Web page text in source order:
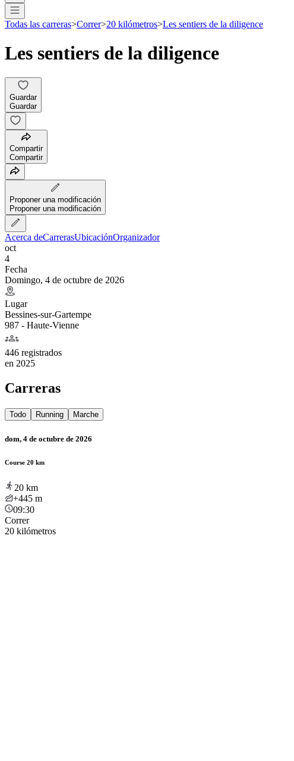
Todas las carreras>Correr>20 kilómetros>Les sentiers de la diligence
Les sentiers de la diligence
Guardar
Guardar
Compartir
Compartir
Proponer una modificación
Proponer una modificación
Acerca deCarrerasUbicaciónOrganizador
oct
4
Fecha
Domingo, 4 de octubre de 2026
Lugar
Bessines-sur-Gartempe
987 - Haute-Vienne
446 registrados
en 2025
Carreras
Todo Running Marche
dom, 4 de octubre de 2026
Course 20 km
20 km
+445 m
09:30
Correr
20 kilómetros